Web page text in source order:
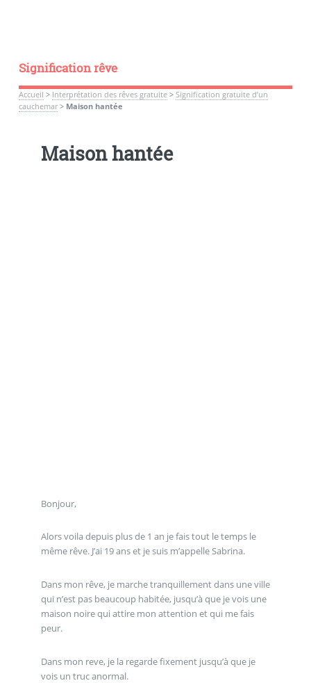
Signification rêve
Accueil > Interprétation des rêves gratuite> Signification gratuite d’un
cauchemar> Maison hantée
Maison hantée
Bonjour,
Alors voila depuis plus de 1 an je fais tout le temps le
même rêve. J’ai 19 ans et je suis m’appelle Sabrina.
Dans mon rêve, je marche tranquillement dans une ville
qui n’est pas beaucoup habitée, jusqu’à que je vois une
maison noire qui attire mon attention et qui me fais
peur.
Dans mon reve, je la regarde fixement jusqu’à que je
vois un truc anormal.